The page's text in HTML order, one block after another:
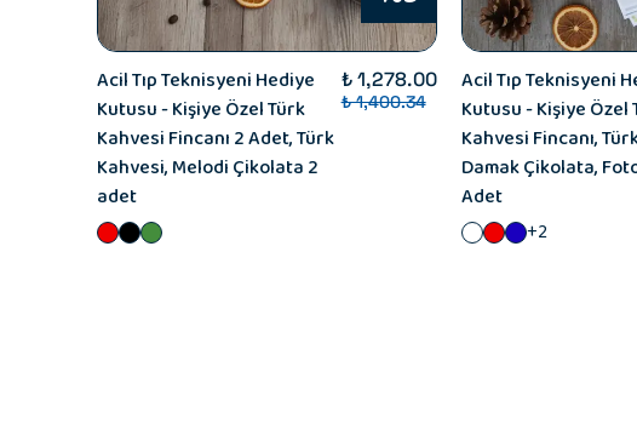
Acil Tıp Teknisyeni Hediye
Kutusu - Kişiye Özel Türk
Kahvesi Fincanı 2 Adet, Türk
Kahvesi, Melodi Çikolata 2
adet
₺ 1,278.00
₺ 1,400.34
Acil Tıp Teknisyeni
Kutusu - Kişiye Özel
Kahvesi Fincanı,
Damak Çikolata,
Adet
+2